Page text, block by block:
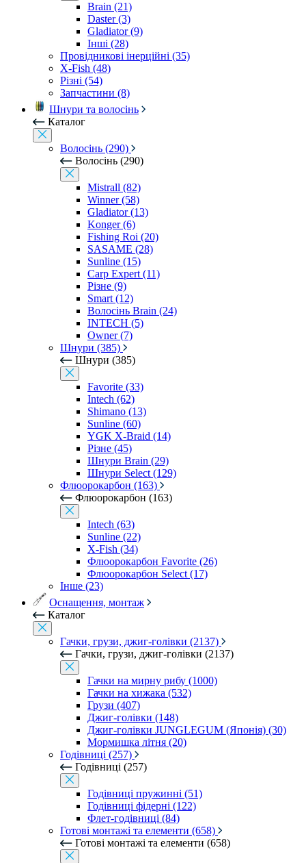
Brain (21)
Daster (3)
Gladiator (9)
Інші (28)
Провідникові інерційні (35)
X-Fish (48)
Різні (54)
Запчастини (8)
Шнури та волосінь
Каталог
Волосінь (290)
Волосінь (290)
Mistrall (82)
Winner (58)
Gladiator (13)
Konger (6)
Fishing Roi (20)
SASAME (28)
Sunline (15)
Carp Expert (11)
Різне (9)
Smart (12)
Волосінь Brain (24)
INTECH (5)
Owner (7)
Шнури (385)
Шнури (385)
Favorite (33)
Intech (62)
Shimano (13)
Sunline (60)
YGK X-Braid (14)
Різне (45)
Шнури Brain (29)
Шнури Select (129)
Флюорокарбон (163)
Флюорокарбон (163)
Intech (63)
Sunline (22)
X-Fish (34)
Флюорокарбон Favorite (26)
Флюорокарбон Select (17)
Інше (23)
Оснащення, монтаж
Каталог
Гачки, грузи, джиг-голівки (2137)
Гачки, грузи, джиг-голівки (2137)
Гачки на мирну рибу (1000)
Гачки на хижака (532)
Грузи (407)
Джиг-голівки (148)
Джиг-голівки JUNGLEGUM (Японія) (30)
Мормишка літня (20)
Годівниці (257)
Годівниці (257)
Годівниці пружинні (51)
Годівниці фідерні (122)
Флет-годівниці (84)
Готові монтажі та елементи (658)
Готові монтажі та елементи (658)